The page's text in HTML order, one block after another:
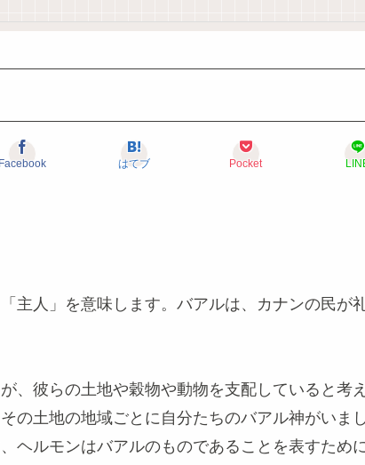
Facebook はてブ Pocket
主人」を意味します。バアルは、カナンの民が
、彼らの土地や穀物や動物を支配していると考
の土地の地域ごとに自分たちのバアル神がいま
ヘルモンはバアルのものであることを表すため